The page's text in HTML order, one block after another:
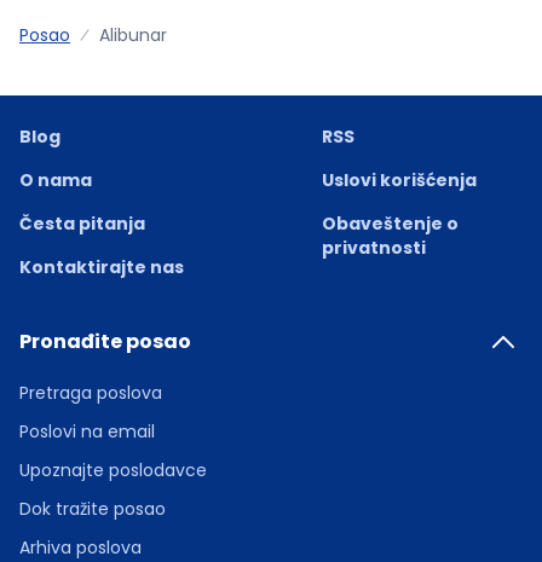
Posao Alibunar
Blog
O nama
Česta pitanja
Kontaktirajte nas
RSS
Uslovi korišćenja
Obaveštenje o
privatnosti
Pronađite posao
Pretraga poslova
Poslovi na email
Upoznajte poslodavce
Dok tražite posao
Arhiva poslova